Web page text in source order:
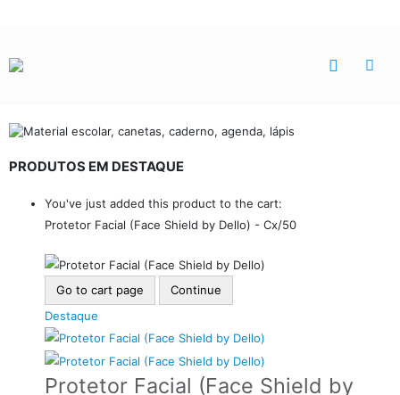
PRODUTOS EM DESTAQUE
You've just added this product to the cart:
Protetor Facial (Face Shield by Dello) - Cx/50
Go to cart page
Continue
Destaque
Protetor Facial (Face Shield by